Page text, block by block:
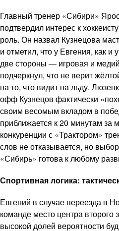
Главный тренер «Сибири»
подтвердил интерес к
роль. Он назвал Кузнецова
и отметил, что у Евгения, как и
две стороны — игровая и
подчеркнул, что не верит
на то, что видит на льду.
офф Кузнецов фактически
своим весомым вкладом в
приближается к 20 минутам за
конкуренции с «Трактором»
слов не отказывается, но
«Сибирь» готова к любому
Спортивная логика:
Евгений в случае переезда в
команде место центра второго
высокой долей вероятности